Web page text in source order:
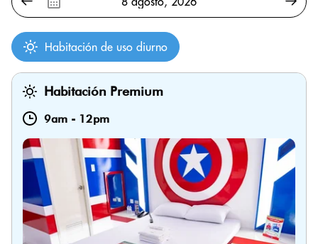
Habitación de uso diurno
Habitación Premium
9am - 12pm